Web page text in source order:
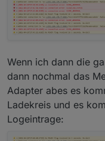
Wenn ich dann die
dann nochmal das
Adapter abes es
Ladekreis und es
Logeintrage: